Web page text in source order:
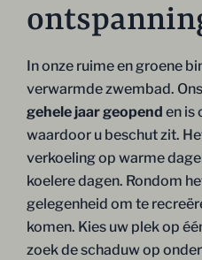
In onze ruime en groene
verwarmde zwembad.
gehele jaar geopenden is
waardoor u beschut zit.
verkoeling op warme
koelere dagen. Rondom
gelegenheid om te
komen. Kies uw plek op
zoek de schaduw op